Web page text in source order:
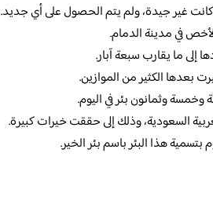
كانت غير جيدة، ولم يتم الحصول على أي جديد.
في مدينة الدمام.
إلى ما يقارب سبعة آبار.
بعدها الكثير من الموازين.
وثمانون بئر في اليوم.
السعودية، وذلك إلى حققت خيرات كبيرة.
هذا البئر باسم بئر الخير.